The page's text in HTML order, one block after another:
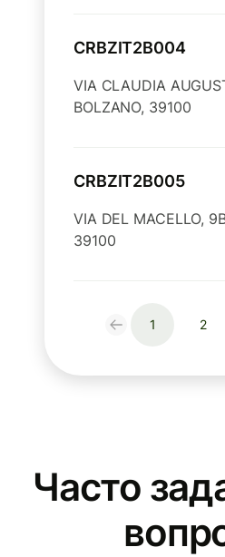
CRBZIT2B004
VIA CLAUDIA
BOLZANO, 39100
CRBZIT2B005
VIA DEL MACELLO,
39100
1 2
Часто